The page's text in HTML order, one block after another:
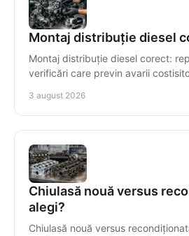
Montaj distribuție diesel
Montaj distribuție diesel corect:
verificări care previn avarii
3 august 2026
Chiulasă nouă versus
alegi?
Chiulasă nouă versus